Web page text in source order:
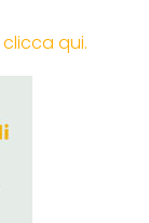
clicca qui.